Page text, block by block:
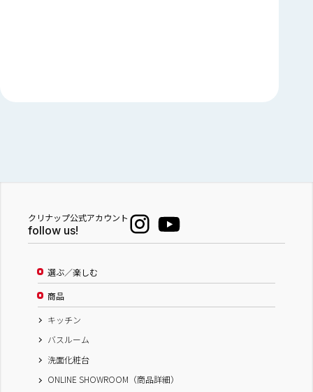
クリナップ公式アカウント
follow us!
選ぶ／楽しむ
商品
キッチン
バスルーム
洗面化粧台
ONLINE SHOWROOM（商品詳細）